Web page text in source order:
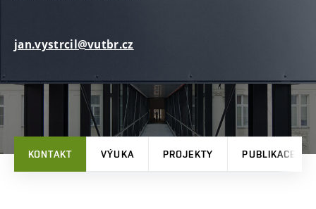
jan.vystrcil@vutbr.cz
KONTAKT VÝUKA PROJEKTY PUBLIKACE